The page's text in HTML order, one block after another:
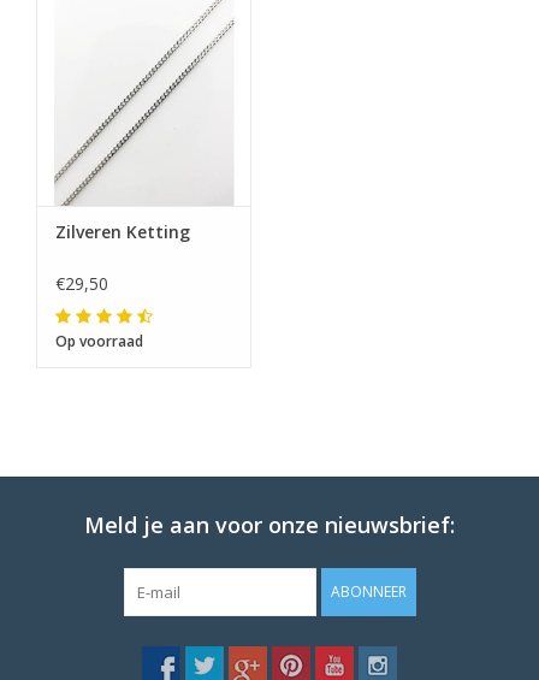
Zilveren Ketting
€29,50
Op voorraad
Meld je aan voor onze nieuwsbrief:
ABONNEER